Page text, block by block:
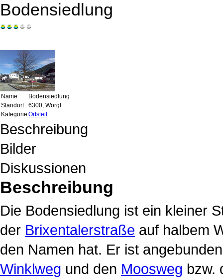
Bodensiedlung
Name
Bodensiedlung
Standort
6300, Wörgl
Kategorie Ortsteil
Beschreibung
Bilder
Diskussionen
Beschreibung
Die Bodensiedlung ist ein kleiner
der Brixentalerstraße auf halbem
den Namen hat. Er ist
Winklweg und den Moosweg bzw.